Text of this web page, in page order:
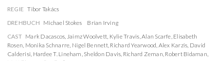
REGIE Tibor Takács
DREHBUCH Michael Stokes
Brian Irving
CAST Mark Dacascos, Jaimz Woolvett, Kylie Travis,Alan Scarfe, Elisabeth
Rosen, Monika Schnarre, Nigel Bennett, Richard Yearwood, Alex Karzis, David
Calderisi, Hardee T. Lineham, Sheldon Davis, Richard Zeman, Robert Bidaman,